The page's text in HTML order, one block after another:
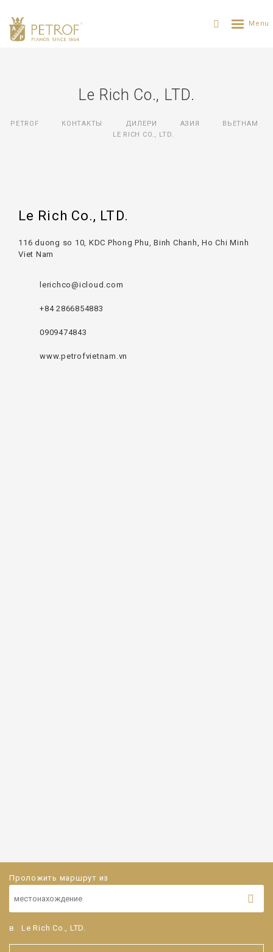
Le Rich Co., LTD.
PETROF КОНТАКТЫ ДИЛЕРИ АЗИЯ
ВЬЕТНАМ
LE RICH CO., LTD.
Le Rich Co., LTD.
116 duong so 10, KDC Phong Phu, Binh Chanh, Ho Chi Minh
Viet Nam
lerichco@icloud.com
+84 2866854883
0909474843
www.petrofvietnam.vn
Проложить маршрут из
в Le Rich Co., LTD.